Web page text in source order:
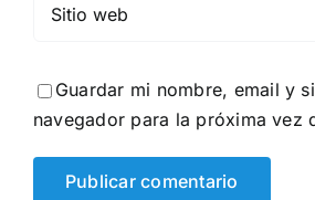
Guardar mi nombre, email y
navegador para la próxima vez